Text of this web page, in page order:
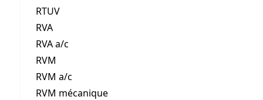
RTUV
RVA
RVA a/c
RVM
RVM a/c
RVM mécanique